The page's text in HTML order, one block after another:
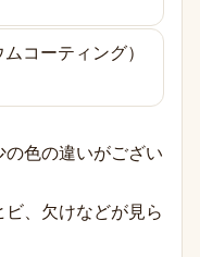
コーティング）
色の違いがござい
、欠けなどが見ら